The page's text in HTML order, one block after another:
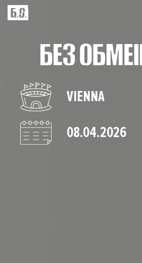
VIENNA
08.04.2026